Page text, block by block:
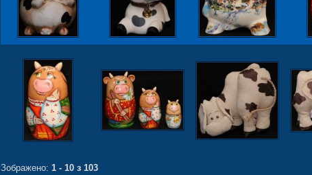
Зображено: 1 - 10 з 103